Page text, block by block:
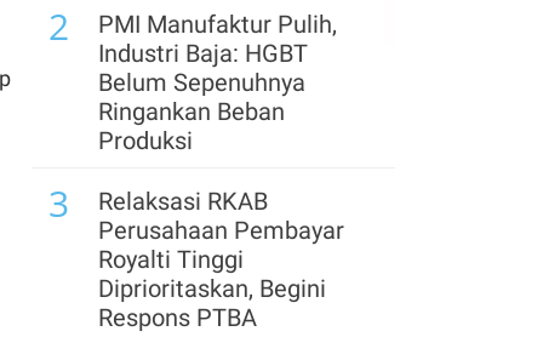
2
PMI Manufaktur Pulih,
Industri Baja: HGBT
Belum Sepenuhnya
Ringankan Beban
Produksi
3
Relaksasi RKAB
Perusahaan Pembayar
Royalti Tinggi
Diprioritaskan, Begini
Respons PTBA